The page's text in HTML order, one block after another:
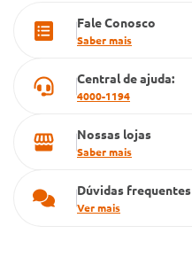
Cartão Grupo Conde
Fale Conosco
Saber mais
Central de ajuda:
4000-1194
Nossas lojas
Saber mais
Dúvidas frequentes
Ver mais